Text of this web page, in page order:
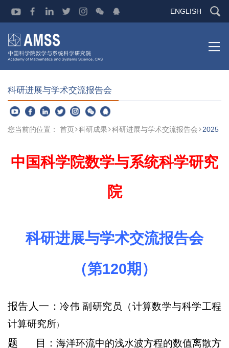
ENGLISH
科研进展与学术交流报告会
您当前的位置： 首页 科研成果 科研进展与学术交流报告会 2025
中国科学院数学与系统科学研究
院
科研进展与学术交流报告会
（第120期）
报告人一：冷伟 副研究员
（计算数学与科学工程
计算研究所）
题 目： 海洋环流中的浅水波方程的数值离散方